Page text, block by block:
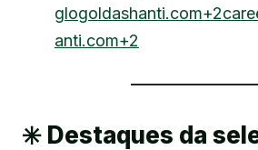
anti.com+2
✳️ Destaques da